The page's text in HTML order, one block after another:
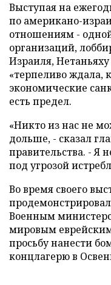
Выступая на
по американо-
отношениям -
организаций,
Израиля,
«терпеливо ждала,
экономические
есть предел.
«Никто из нас не
дольше, - сказал
правительства. - Я
под угрозой
Во время своего
Военным
мировым
просьбу нанести
концлагерю в